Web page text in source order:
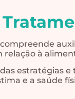
à
estratégias
e a saúde